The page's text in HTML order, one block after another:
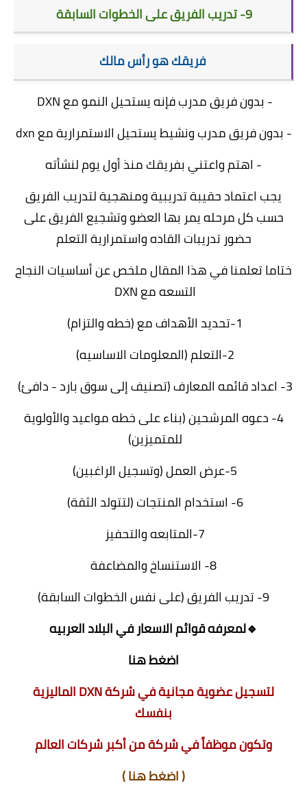
9- تدريب الفريق على الخطوات السابقة
فريقك هو رأس مالك
- بدون فريق مدرب فإنه يستحيل النمو مع DXN
- بدون فريق مدرب ونشيط يستحيل الاستمرارية مع dxn
- اهتم واعتني بفريقك منذ أول يوم لنشأته
يجب اعتماد حقيبة تدريبية ومنهجية لتدريب الفريق
حسب كل مرحله يمر بها العضو وتشجيع الفريق على
حضور تدريبات القاده واستمرارية التعلم
ختاما تعلمنا في هذا المقال ملخص عن أساسيات النجاح
التسعه مع DXN
1-تحديد الأهداف مع (خطه والتزام)
2-التعلم (المعلومات الاساسيه)
3- اعداد قائمه المعارف (تصنيف إلى سوق بارد - دافئ)
4- دعوه المرشحين (بناء على خطه مواعيد والأولوية
للمتميزين)
5-عرض العمل (وتسجيل الراغبين)
6- استخدام المنتجات (لتتولد الثقة)
7-المتابعه والتحفيز
8- الاستنساخ والمضاعفة
9- تدريب الفريق (على نفس الخطوات السابقة)
🔹لمعرفه قوائم الاسعار في البلاد العربيه
اضغط هنا
لتسجيل عضوية مجانية في شركة DXN الماليزية
بنفسك
وتكون موظفاً في شركة من أكبر شركات العالم
(اضغط هنا)